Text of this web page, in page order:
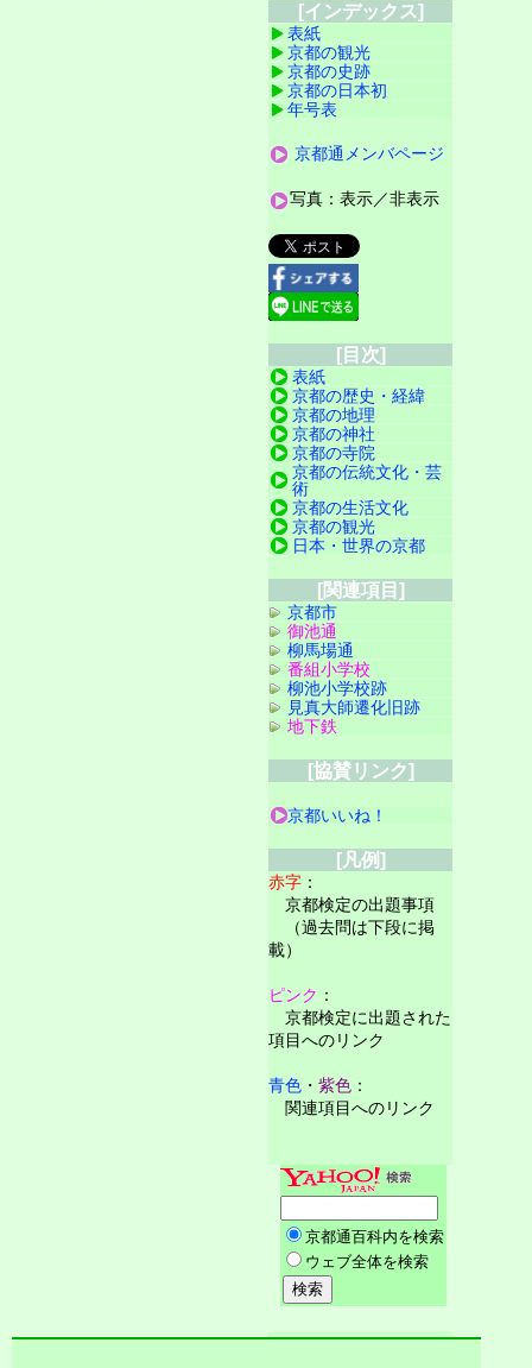
[インデックス]
表紙
京都の観光
京都の史跡
京都の日本初
年号表
京都通メンバページ
写真：表示／非表示
[目次]
表紙
京都の歴史・経緯
京都の地理
京都の神社
京都の寺院
京都の伝統文化・芸
術
京都の生活文化
京都の観光
日本・世界の京都
[関連項目]
京都市
御池通
柳馬場通
番組小学校
柳池小学校跡
見真大師遷化旧跡
地下鉄
[協賛リンク]
京都いいね！
[凡例]
赤字 ：
京都検定の出題事項
（過去問は下段に掲
載）
ピンク ：
京都検定に出題された
項目へのリンク
青色 ・ 紫色 ：
関連項目へのリンク